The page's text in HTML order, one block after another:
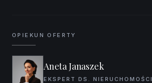
OPIEKUN OFERTY
Aneta Janaszek
EKSPERT DS. NIERUCHOMOŚCI